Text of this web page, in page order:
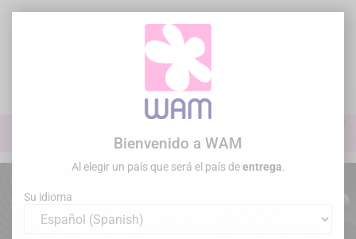

Anterior 
Bienvenido a WAM
Al elegir un país que será el país deentrega.
Su idioma